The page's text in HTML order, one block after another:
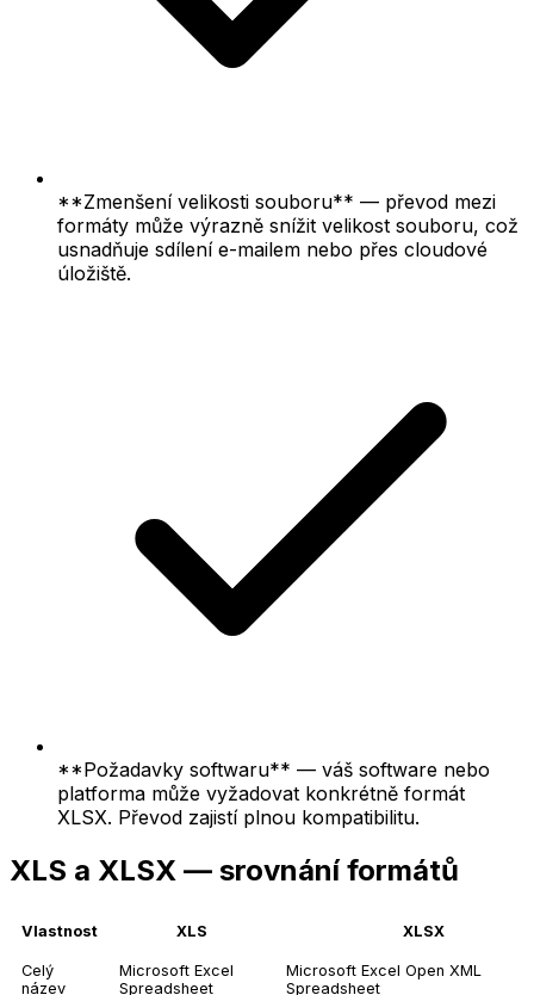
**Zmenšení velikosti souboru** — převod mezi
formáty může výrazně snížit velikost souboru, což
usnadňuje sdílení e-mailem nebo přes cloudové
úložiště.
**Požadavky softwaru** — váš software nebo
platforma může vyžadovat konkrétně formát
XLSX. Převod zajistí plnou kompatibilitu.
XLS a XLSX — srovnání formátů
Vlastnost XLS XLSX
Celý
název
Microsoft Excel
Spreadsheet
Microsoft Excel Open XML
Spreadsheet